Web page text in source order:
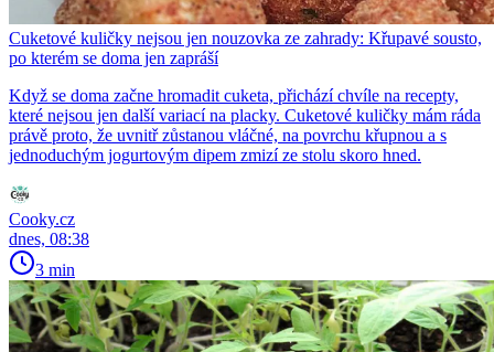
Cuketové kuličky nejsou jen nouzovka ze zahrady: Křupavé sousto,
po kterém se doma jen zapráší
Když se doma začne hromadit cuketa, přichází chvíle na recepty,
které nejsou jen další variací na placky. Cuketové kuličky mám ráda
právě proto, že uvnitř zůstanou vláčné, na povrchu křupnou a s
jednoduchým jogurtovým dipem zmizí ze stolu skoro hned.
Cooky.cz
dnes, 08:38
3 min